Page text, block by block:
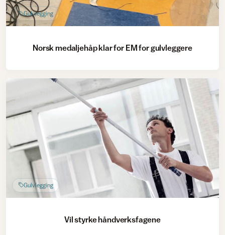
Gulvlegging
Norsk medaljehåp klar for EM for gulvleggere
Gulvlegging
Vil styrke håndverksfagene